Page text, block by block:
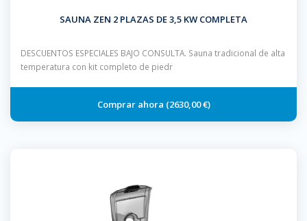
SAUNA ZEN 2 PLAZAS DE 3,5 KW COMPLETA
DESCUENTOS ESPECIALES BAJO CONSULTA. Sauna tradicional de alta
temperatura con kit completo de piedr
2630,00 €